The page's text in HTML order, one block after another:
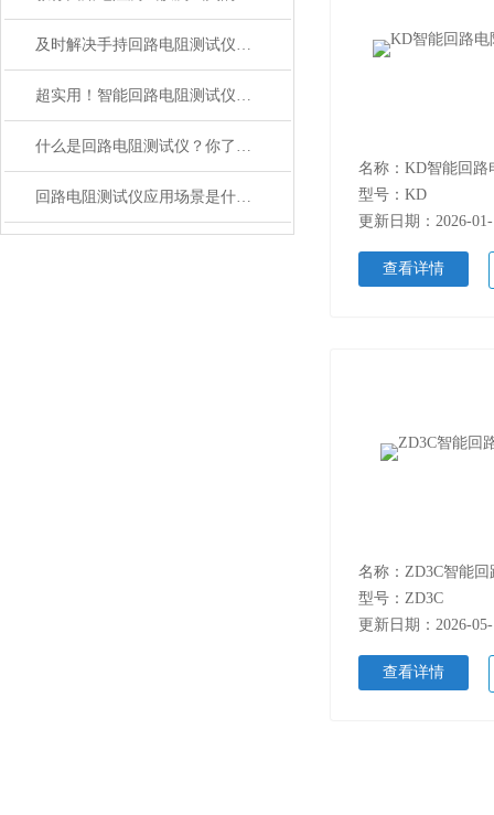
及时解决手持回路电阻测试仪故障有助于保障测试准确性与作业安全
超实用！智能回路电阻测试仪定期维护保养方法大汇总
什么是回路电阻测试仪？你了解吗？
回路电阻测试仪应用场景是什么？
名称：KD智能回路
型号：KD
更新日期：2026-
查看详情
名称：ZD3C智能
型号：ZD3C
更新日期：2026-
查看详情